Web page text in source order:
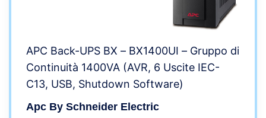
APC Back-UPS BX – BX1400UI – Gruppo di
Continuità 1400VA (AVR, 6 Uscite IEC-
C13, USB, Shutdown Software)
Apc By Schneider Electric